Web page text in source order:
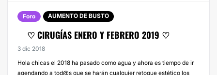
Foro AUMENTO DE BUSTO
♡ CIRUGÍAS ENERO Y FEBRERO 2019 ♡
3 dic 2018
Hola chicas el 2018 ha pasado como agua y ahora es tiempo de ir
agendando a tod@s que se harán cualquier retoque estético los